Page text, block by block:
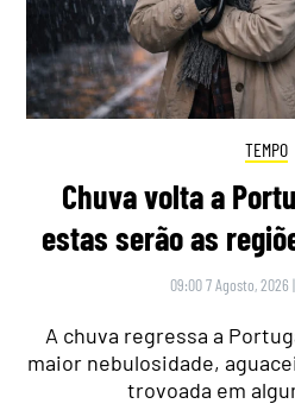
TEMPO
Chuva volta a
estas serão as
09:00 7 Agosto, 2026 |
A chuva regressa a
maior nebulosidade,
trovoada em